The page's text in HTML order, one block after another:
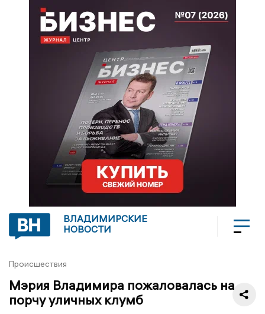
ВЛАДИМИРСКИЕ
НОВОСТИ
Происшествия
Мэрия Владимира пожаловалась на
порчу уличных клумб